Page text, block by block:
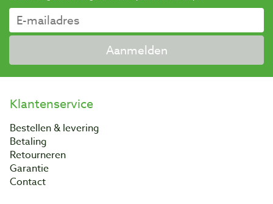
Aanmelden
Klantenservice
Bestellen & levering
Betaling
Retourneren
Garantie
Contact